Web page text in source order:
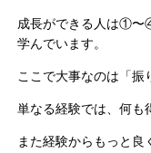
成長ができる人は①〜
学んでいます。
ここで大事なのは「振
単なる経験では、何も
また経験からもっと良